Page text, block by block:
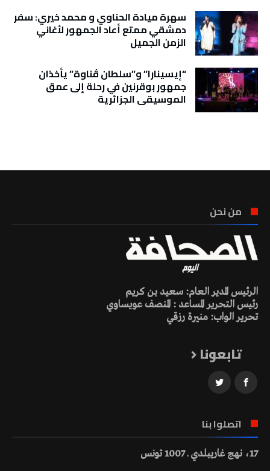
سهرة ميادة الحناوي و محمد خيري: سفر
دمشقي ممتع أعاد الجمهور لأغاني
الزمن الجميل
“إيسينارا” و”سلطان ڤناوة” يأخذان
جمهور بوقرنين في رحلة إلى عمق
الموسيقى الجزائرية
من نحن
الرئيس المدير العام: سعيد بن كريم
رئيس التحرير المساعد : المنصف عويساوي
تحرير الواب: منيرة رزقي
تابعونا
اتصلوا بنا
17، نهج غاريبلدي ـ 1007 تونس